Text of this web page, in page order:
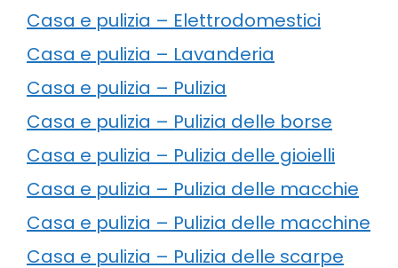
Casa e pulizia – Elettrodomestici
Casa e pulizia – Lavanderia
Casa e pulizia – Pulizia
Casa e pulizia – Pulizia delle borse
Casa e pulizia – Pulizia delle gioielli
Casa e pulizia – Pulizia delle macchie
Casa e pulizia – Pulizia delle macchine
Casa e pulizia – Pulizia delle scarpe